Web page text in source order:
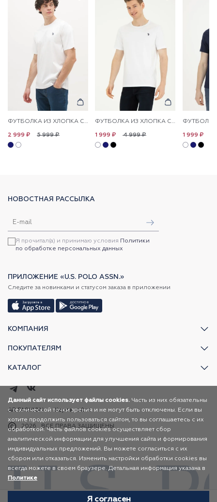
ФУТБОЛКА ИЗ ХЛОПКА С НАДПИСЬЮ
5 999 ₽
2 999 ₽
ФУТБОЛКА ИЗ ХЛОПКА С ЛОГОТИПОМ
4 999 ₽
1 999 ₽ 1 999 ₽
КОМПАНИЯ
ПОКУПАТЕЛЯМ
КАТАЛОГ
НОВОСТНАЯ РАССЫЛКА
Я прочитал(а) и принимаю условия Политики
по обработке персональных данных
ПРИЛОЖЕНИЕ «U.S. POLO ASSN.»
Следите за новинками и статусом заказа в приложении
2026 ВСЕ ПРАВА ЗАЩИЩЕНЫ
AR FASHION Карта сайта
Данный сайт использует файлы cookies. Часть из них обязательны
с технической точки зрения и не могут быть отключены. Если вы
хотите продолжить пользоваться сайтом, то вы соглашаетесь с их
обработкой. Часть файлов cookies осуществляет сбор
аналитической информации для улучшения сайта и формирования
индивидуальных предложений. Вы можете согласиться с их
сбором или отказаться. Изменить настройки обработки cookies вы
всегда можете в своем браузере. Детальная информация указана в
Политике
Я согласен